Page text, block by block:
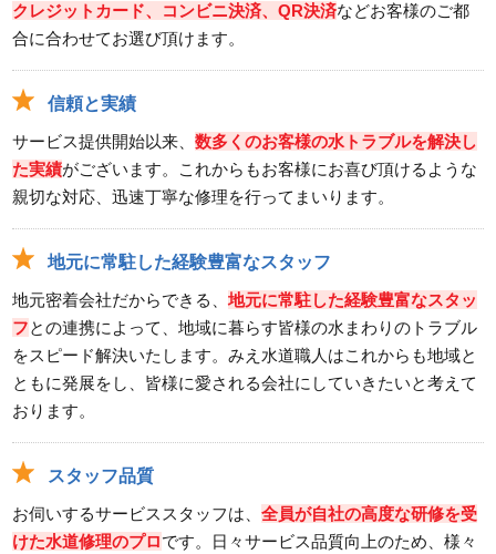
クレジットカード、コンビニ決済、QR決済などお客様のご都
合に合わせてお選び頂けます。
信頼と実績
サービス提供開始以来、数多くのお客様の水トラブルを解決し
た実績がございます。これからもお客様にお喜び頂けるような
親切な対応、迅速丁寧な修理を行ってまいります。
地元に常駐した経験豊富なスタッフ
地元密着会社だからできる、地元に常駐した経験豊富なスタッ
フとの連携によって、地域に暮らす皆様の水まわりのトラブル
をスピード解決いたします。みえ水道職人はこれからも地域と
ともに発展をし、皆様に愛される会社にしていきたいと考えて
おります。
スタッフ品質
お伺いするサービススタッフは、全員が自社の高度な研修を受
けた水道修理のプロです。日々サービス品質向上のため、様々